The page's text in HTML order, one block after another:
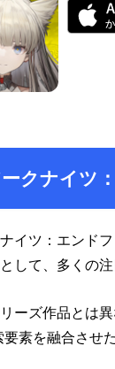
ークナイツ
ナイツ：エンド
して、多くの注
ーズ作品とは
要素を融合させ